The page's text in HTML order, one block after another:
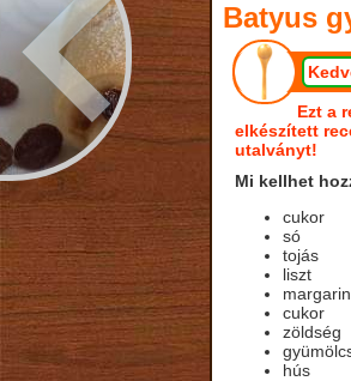
Batyus
Ezt a
elkészített
utalványt!
Mi kellhet
cukor
só
tojás
liszt
margarin
cukor
zöldség
hús